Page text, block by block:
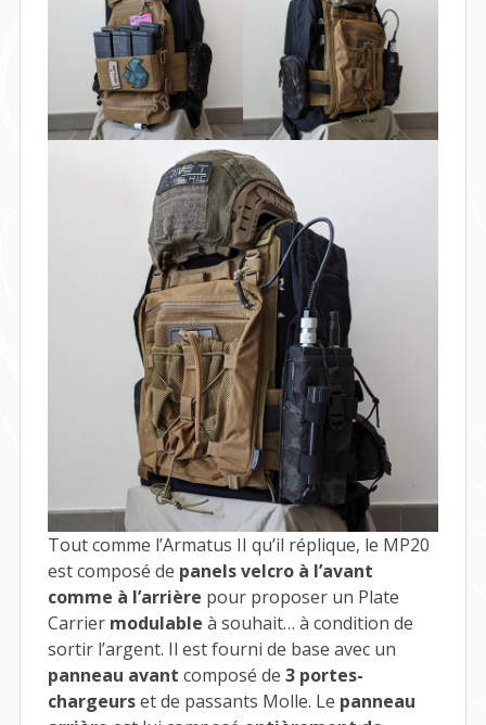
Tout comme l’Armatus II qu’il réplique, le MP20
est composé de panels velcro à l’avant
comme à l’arrière pour proposer un Plate
Carrier modulable à souhait… à condition de
sortir l’argent. Il est fourni de base avec un
panneau avant composé de 3 portes-
chargeurset de passants Molle. Le panneau